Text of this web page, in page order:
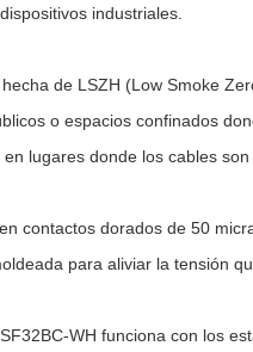
industriales.
de LSZH (Low Smoke
o espacios confinados
lugares donde los cables
contactos dorados de 50
para aliviar la tensión
WH funciona con los